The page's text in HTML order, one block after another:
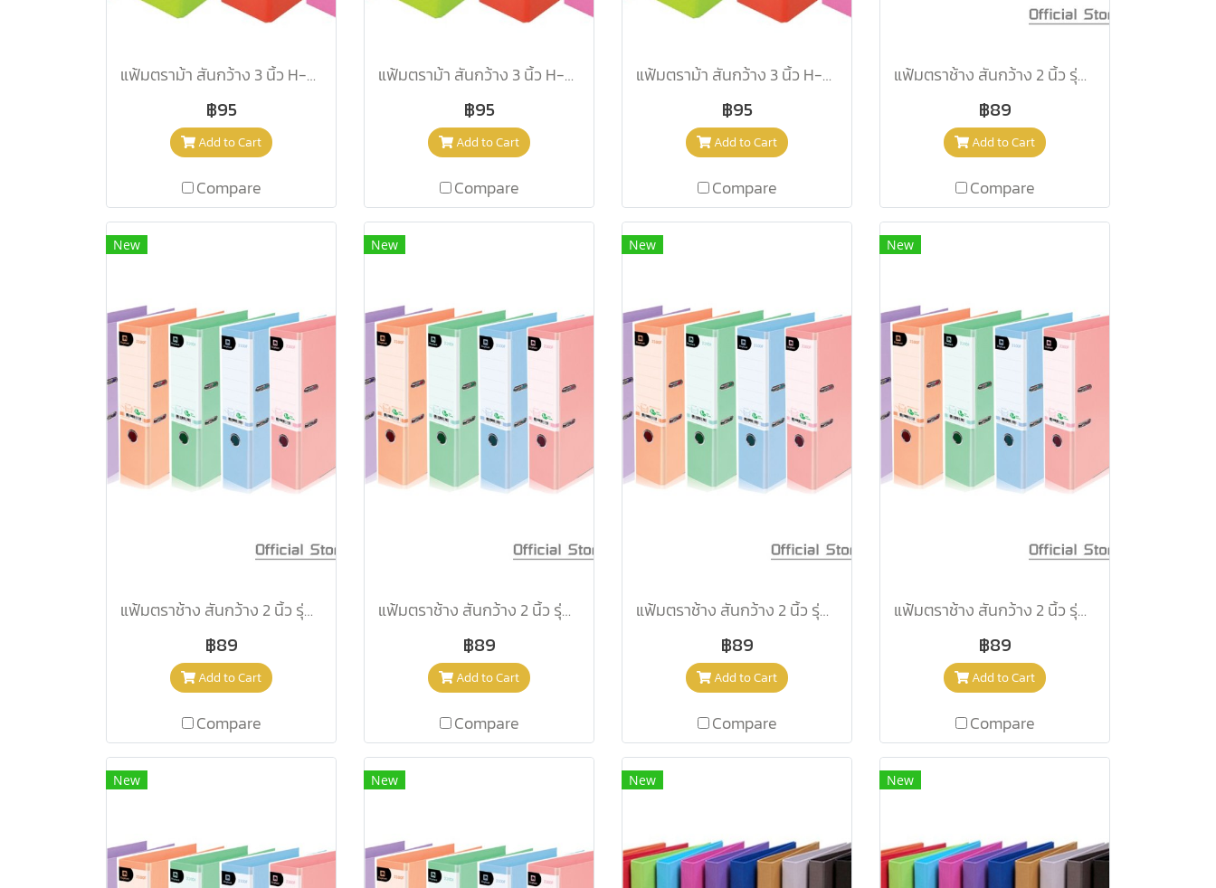
แฟ้มตราม้า สันกว้าง 3 นิ้ว H-801F/C สีฟ้าพาสเทล
฿95
Add to Cart
Compare
แฟ้มตราม้า สันกว้าง 3 นิ้ว H-801F/C สีม่วงพาสเทล
฿95
Add to Cart
Compare
แฟ้มตราม้า สันกว้าง 3 นิ้ว H-801F/C สีเหลืองพาสเทล
฿95
Add to Cart
Compare
แฟ้มตราช้าง สันกว้าง 2 นิ้ว รุ่น 2101F สีน้ำเงิน
฿89
Add to Cart
Compare
New
แฟ้มตราช้าง สันกว้าง 2 นิ้ว รุ่น 2101F สีเบบี้บล
฿89
Add to Cart
Compare
New
แฟ้มตราช้าง สันกว้าง 2 นิ้ว รุ่น 2101F สีฟ้า
฿89
Add to Cart
Compare
New
แฟ้มตราช้าง สันกว้าง 2 นิ้ว รุ่น 2101F สีม่วง
฿89
Add to Cart
Compare
New
แฟ้มตราช้าง สันกว้าง 2 นิ้ว รุ่น 2101F สีลาเวนเดอร์
฿89
Add to Cart
Compare
New New New New